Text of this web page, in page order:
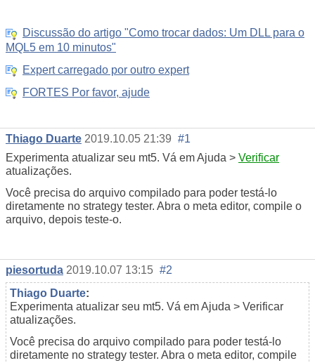
Discussão do artigo "Como trocar dados: Um DLL para o
MQL5 em 10 minutos"
Expert carregado por outro expert
FORTES Por favor, ajude
Thiago Duarte 2019.10.05 21:39 #1
Experimenta atualizar seu mt5. Vá em Ajuda > Verificar
atualizações.
Você precisa do arquivo compilado para poder testá-lo
diretamente no strategy tester. Abra o meta editor, compile o
arquivo, depois teste-o.
piesortuda 2019.10.07 13:15 #2
Thiago Duarte:
Experimenta atualizar seu mt5. Vá em Ajuda > Verificar
atualizações.
Você precisa do arquivo compilado para poder testá-lo
diretamente no strategy tester. Abra o meta editor, compile